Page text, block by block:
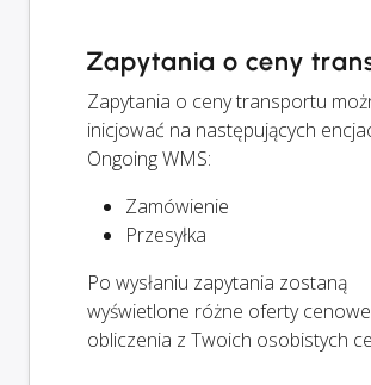
Zapytania o ceny
Zapytania o ceny transportu
inicjować na następujących
Ongoing WMS:
Zamówienie
Przesyłka
Po wysłaniu zapytania zostaną
wyświetlone różne oferty
obliczenia z Twoich osobistych